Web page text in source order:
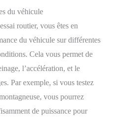
du véhicule
routier, vous êtes en
du véhicule sur différentes
Cela vous permet de
l’accélération, et le
Par exemple, si vous testez
vous pourrez
de puissance pour